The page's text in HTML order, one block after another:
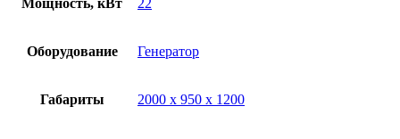
Мощность, кВт 22
Оборудование Генератор
Габариты 2000 x 950 x 1200